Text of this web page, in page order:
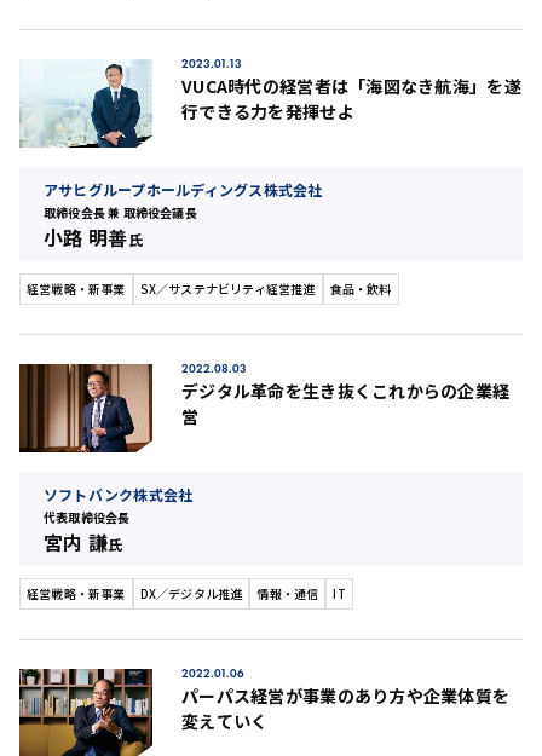
VUCA時代の経営者は「海図なき航海」を遂
行できる力を発揮せよ
2023.01.13
アサヒグループホールディングス株式会社
取締役会長 兼 取締役会議長
小路 明善氏
経営戦略・新事業 SX／サステナビリティ経営推進 食品・飲料
デジタル革命を生き抜くこれからの企業経
営
2022.08.03
ソフトバンク株式会社
代表取締役会長
宮内 謙氏
経営戦略・新事業 DX／デジタル推進 情報・通信 IT
パーパス経営が事業のあり方や企業体質を
変えていく
2022.01.06